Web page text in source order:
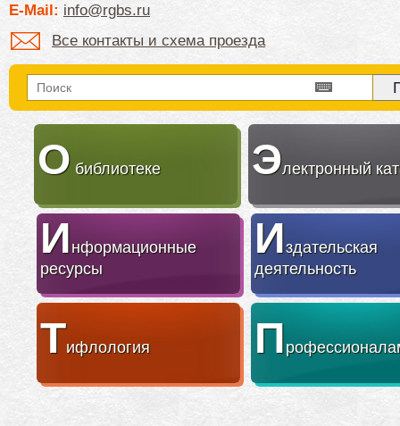
E-Mail: info@rgbs.ru
Все контакты и схема проезда
О библиотеке Электронный
Информационные
ресурсы
Издательская
деятельность
Тифлология П